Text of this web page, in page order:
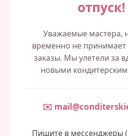
Уважаемые мастера,
временно не принимает
заказы. Мы улетели за
новыми
✉️
Пишите в мессенджеры